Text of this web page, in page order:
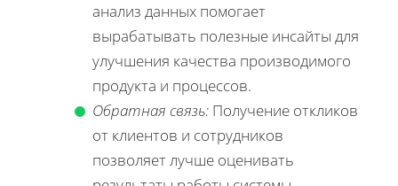
анализ данных помогает
вырабатывать полезные инсайты для
улучшения качества производимого
продукта и процессов.
Обратная связь: Получение откликов
от клиентов и сотрудников
позволяет лучше оценивать